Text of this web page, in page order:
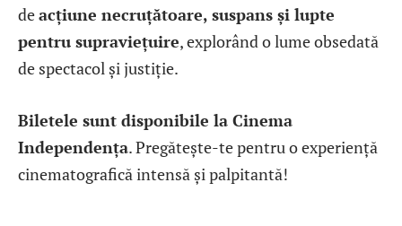
deacțiune necruțătoare, suspans și lupte
pentru supraviețuire, explorând o lume obsedată
de spectacol și justiție.
Biletele sunt disponibile la Cinema
Independența. Pregătește-te pentru o experiență
cinematografică intensă și palpitantă!